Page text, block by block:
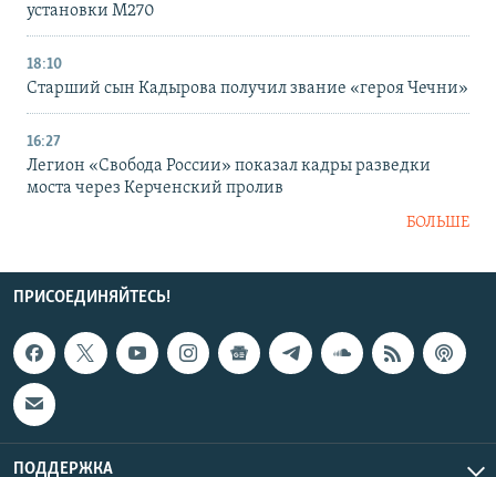
установки M270
18:10
Старший сын Кадырова получил звание «героя Чечни»
16:27
Легион «Свобода России» показал кадры разведки
моста через Керченский пролив
БОЛЬШЕ
ПРИСОЕДИНЯЙТЕСЬ!
ПОДДЕРЖКА